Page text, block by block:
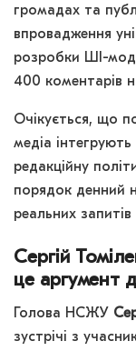
громадах та
впровадження
розробки ШІ-
400 коментарів
Очікується, що
медіа
редакційну
порядок денний
реальних
Сергій
це аргумент
Голова НСЖУ
зустрічі з